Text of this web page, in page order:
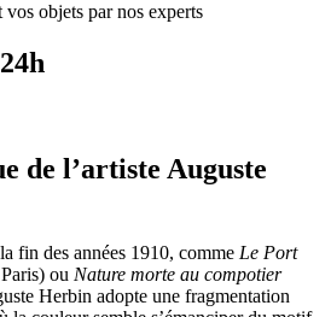
objets par nos experts
de l’artiste Auguste
fin des années 1910, comme Le Port
ou Nature morte au compotier
Herbin adopte une fragmentation